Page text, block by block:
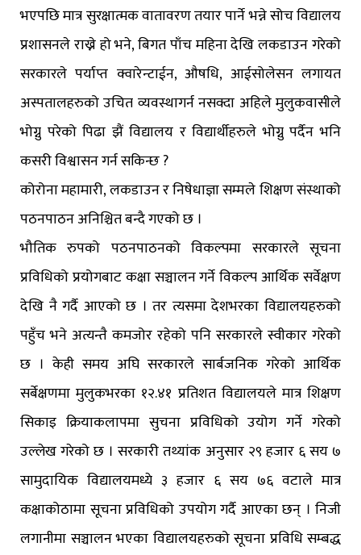
भएपछि मात्र सुरक्षात्मक वातावरण तयार पार्ने भन्ने सोच विद्यालय
प्रशासनले राख्ने हो भने, बिगत पाँच महिना देखि लकडाउन गरेको
सरकारले पर्याप्त क्वारेन्टाईन, औषधि, आईसोलेसन लगायत
अस्पतालहरुको उचित व्यवस्थागर्न नसक्दा अहिले मुलुकवासीले
भोग्नु परेको पिढा झैं विद्यालय र विद्यार्थीहरुले भोग्नु पर्दैन भनि
कसरी विश्वासन गर्न सकिन्छ ?
कोरोना महामारी, लकडाउन र निषेधाज्ञा सम्मले शिक्षण संस्थाको
पठनपाठन अनिश्चित बन्दै गएको छ ।
भौतिक रुपको पठनपाठनको विकल्पमा सरकारले सूचना
प्रविधिको प्रयोगबाट कक्षा सञ्चालन गर्ने विकल्प आर्थिक सर्वेक्षण
देखि नै गर्दै आएको छ । तर त्यसमा देशभरका विद्यालयहरुको
पहुँच भने अत्यन्तै कमजोर रहेको पनि सरकारले स्वीकार गरेको
छ । केही समय अघि सरकारले सार्बजनिक गरेको आर्थिक
सर्बेक्षणमा मुलुकभरका १२.४१ प्रतिशत विद्यालयले मात्र शिक्षण
सिकाइ क्रियाकलापमा सुचना प्रविधिको उयोग गर्ने गरेको
उल्लेख गरेको छ । सरकारी तथ्यांक अनुसार २९ हजार ६ सय ७
सामुदायिक विद्यालयमध्ये ३ हजार ६ सय ७६ वटाले मात्र
कक्षाकोठामा सूचना प्रविधिको उपयोग गर्दै आएका छन् । निजी
लगानीमा सञ्चालन भएका विद्यालयहरुको सूचना प्रविधि सम्बद्ध